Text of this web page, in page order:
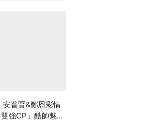
安普賢&鄭恩彩情
強CP」酷帥魅